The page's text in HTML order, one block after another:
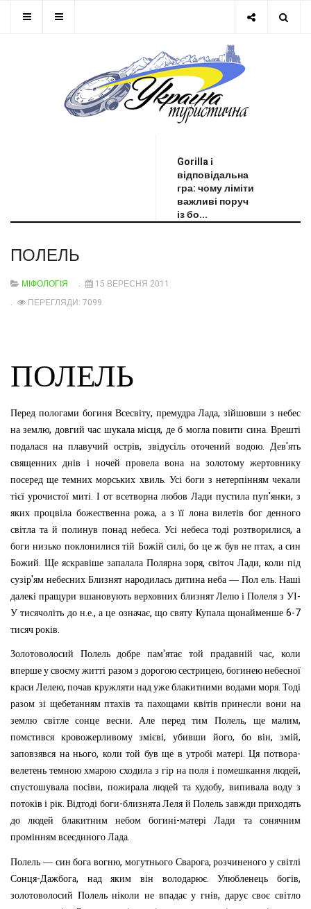
Gorilla і
відповідальна
гра: чому ліміти
важливі поруч
із бо...
ПОЛЕЛЬ
МІФОЛОГІЯ
15 ВЕРЕСНЯ 2011
ПЕРЕГЛЯДИ: 7099
ПОЛЕЛЬ
Перед пологами богиня Всесвіту, премудра Лада,зійшовши з небес
на землю, довгий час шукала місця, де б могла повити сина.Врешті
подалася на плавучий острів, звідусіль оточений водою.Дев'ять
священних днів і ночей провела вона на золотому жертовнику
посеред ще темних морських хвиль. Усі боги з нетерпінням чекали
тієї урочистої миті. І от всетворна любов Лади пустила пуп'янки, з
яких процвіла божественна рожа, а з її лона вилетів бог денного
світла та й полинув понад небеса. Усі небеса тоді розтворилися, а
боги низько поклонилися тій Божій силі,бо це ж був не птах, а син
Божий. Ще яскравіше запалала Полярна зоря,світоч Лади,коли під
сузір'ям небесних Близнят народилась дитина неба — Пол ель. Наші
далекі пращури вшановують верховних близнят Лелю і Полеля з УІ-
У тисячоліть до н.е.,а це означає, що святу Купала щонайменше6-7
тисяч років.
Золотоволосий Полель добре пам'ятає той прадавній час,коли
вперше у своєму житті разом з дорогою сестрицею, богинею небесної
краси Лелею,почав кружляти над уже блакитними водами моря.Тоді
разом зі щебетанням птахів та пахощами квітів принесли вони на
землю
світле сонце весни.Але перед тим Полель, ще малим,
помстився кровожерливому змієві,убивши його, бо він,змій,
заповзявся на нього, коли той був ще в утробі матері.Ця потвора-
велетень темною хмарою сходила з гір на поля і помешкання людей,
спустошувала посіви, пожирала людей та худобу, випивала воду з
потоків і рік.Відтоді боги-близнята Леля й Полель завжди приходять
до
людей блакитним небом богині-матері Лади та
сонячним
промінням всеєдиного Лада.
Полель — син бога вогню, могутнього Сварога,розчиненого у світлі
Сонця-Дажбога, над яким він володарює.Улюбленець богів,
золотоволосий Полель ніколи не впадає у гнів, дарує своє світло